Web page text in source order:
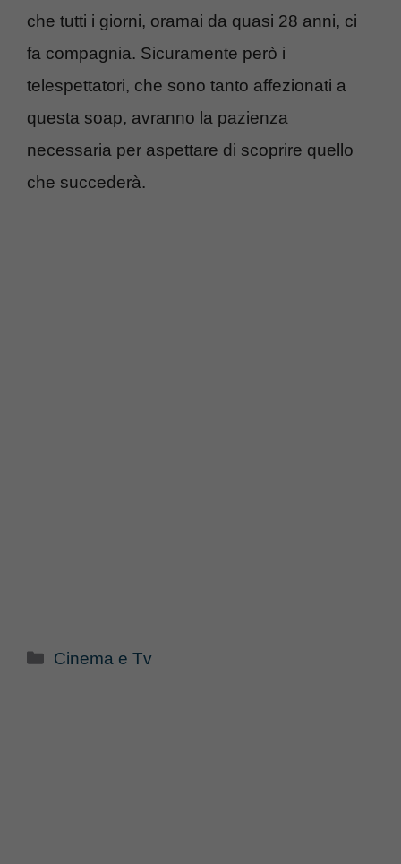
che tutti i giorni, oramai da quasi 28 anni, ci
fa compagnia. Sicuramente però i
telespettatori, che sono tanto affezionati a
questa soap, avranno la pazienza
necessaria per aspettare di scoprire quello
che succederà.
Categorie
Cinema e Tv